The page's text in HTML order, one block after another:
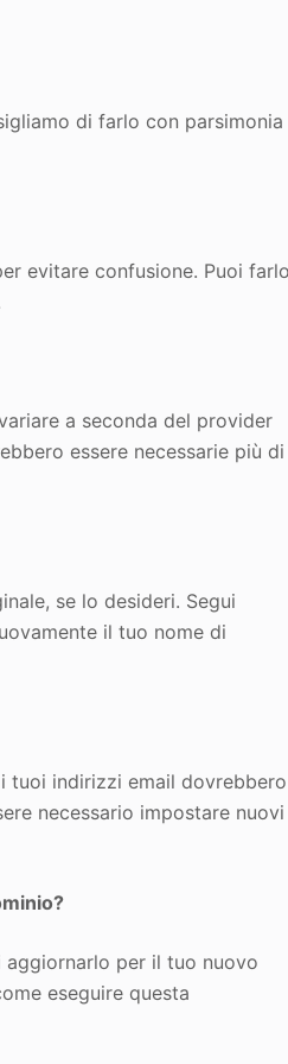
di farlo con parsimonia
evitare confusione. Puoi
a seconda del provider
essere necessarie più di
se lo desideri. Segui
il tuo nome di
tuoi indirizzi email dovrebbero
necessario impostare nuovi
per il tuo nuovo
eseguire questa